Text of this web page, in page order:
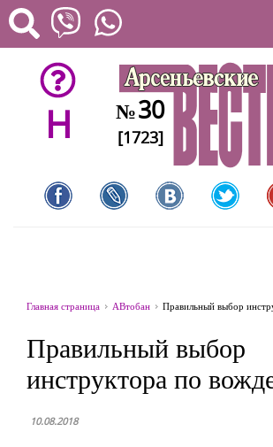
H №30
[1723]
Главная страница АВтобан Правильный выбор
Правильный выбор
инструктора по
10.08.2018